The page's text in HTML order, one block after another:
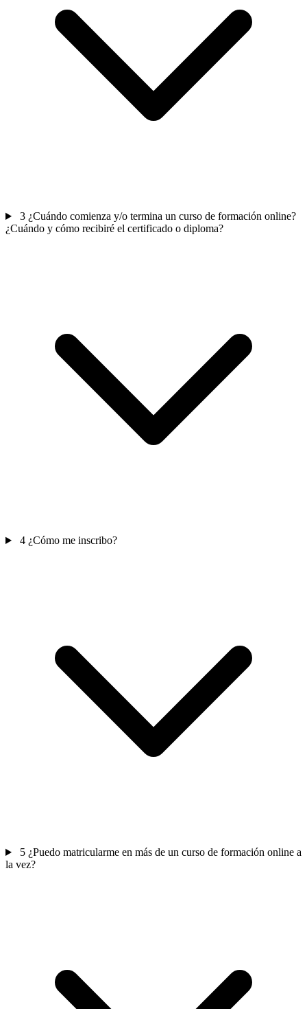
3 ¿Cuándo comienza y/o termina un curso de formación online?
¿Cuándo y cómo recibiré el certificado o diploma?
4 ¿Cómo me inscribo?
5 ¿Puedo matricularme en más de un curso de formación online a
la vez?